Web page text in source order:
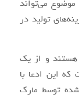
می‌تواند
تولید در
هستند و از یک
این ادعا با
توسط مارک